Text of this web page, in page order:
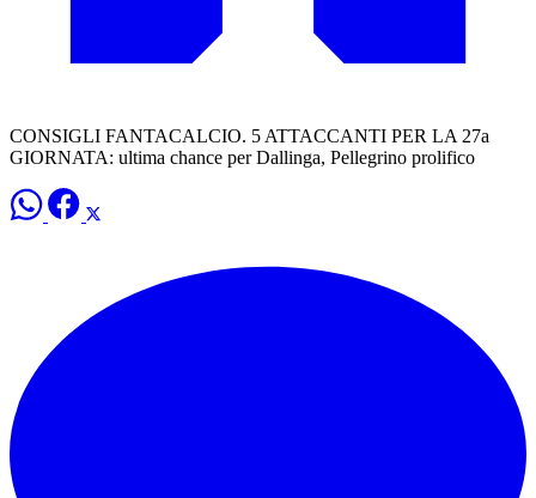
CONSIGLI FANTACALCIO. 5 ATTACCANTI PER LA 27a
GIORNATA: ultima chance per Dallinga, Pellegrino prolifico